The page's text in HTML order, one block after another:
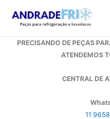
para
conteúdo
PRECISANDO DE PEÇAS
ATENDEMOS
CENTRAL DE
11